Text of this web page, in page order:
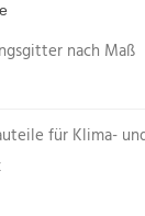
nach Maß
für Klima-